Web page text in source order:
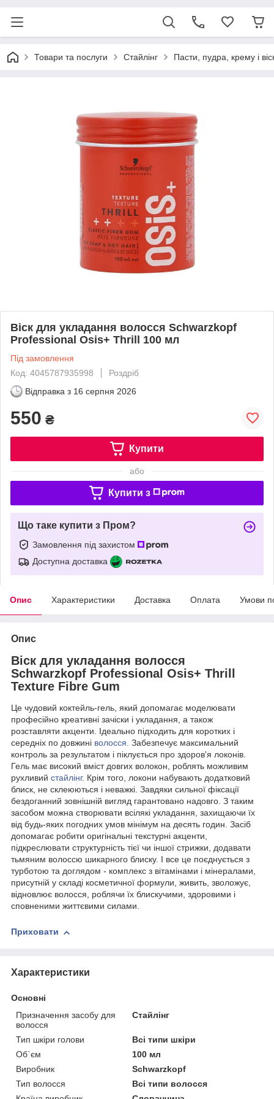
Товари та послуги Стайлінг Пасти, пудра, крему і
Віск для укладання волосся Schwarzkopf
Professional Osis+ Thrill 100 мл
Під замовлення
Код: 4045787935998
Роздріб
Відправка з 16 серпня 2026
550 ₴
Купити
або
Купити з
Що таке купити з Пром?
Замовлення під захистом
Доступна доставка
Опис Характеристики Доставка Оплата Умови
Опис
Віск для укладання волосся
Schwarzkopf Professional Osis+ Thrill
Texture Fibre Gum
Це чудовий коктейль-гель, який допомагає моделювати
професійно креативні зачіски і укладання, а також
розставляти акценти. Ідеально підходить для коротких і
середніх по довжині волосся. Забезпечує максимальний
контроль за результатом і піклується про здоров'я локонів.
Гель має високий вміст довгих волокон, роблять можливим
рухливий стайлінг. Крім того, локони набувають додатковий
блиск, не склеюються і неважкі. Завдяки сильної фіксації
бездоганний зовнішній вигляд гарантовано надовго. З таким
засобом можна створювати всілякі укладання, захищаючи їх
від будь-яких погодних умов мінімум на десять годин. Засіб
допомагає робити оригінальні текстурні акценти,
підкреслювати структурність тієї чи іншої стрижки, додавати
тьмяним волоссю шикарного блиску. І все це поєднується з
турботою та доглядом - комплекс з вітамінами і мінералами,
присутній у складі косметичної формули, живить, зволожує,
відновлює волосся, роблячи їх блискучими, здоровими і
сповненими життєвими силами.
Приховати
Характеристики
Основні
Призначення засобу для
волосся
Стайлінг
Тип шкіри голови
Всі типи шкіри
Об`єм
100 мл
Виробник
Schwarzkopf
Тип волосся
Всі типи волосся